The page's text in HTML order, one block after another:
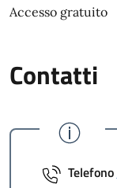
Accesso gratuito
Contatti
Telefono